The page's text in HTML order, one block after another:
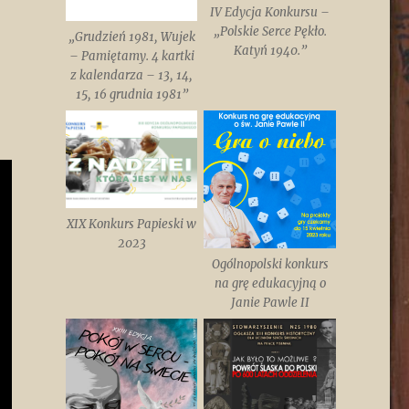
„Grudzień 1981, Wujek
– Pamiętamy. 4 kartki
z kalendarza – 13, 14,
15, 16 grudnia 1981”
IV Edycja Konkursu –
„Polskie Serce Pękło.
Katyń 1940.”
XIX Konkurs Papieski w
2023
Ogólnopolski konkurs
na grę edukacyjną o
Janie Pawle II